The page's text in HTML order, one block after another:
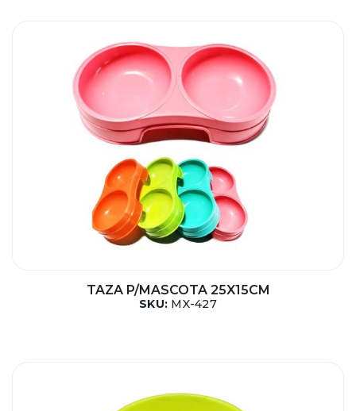
TAZA P/MASCOTA 25X15CM
SKU: MX-427